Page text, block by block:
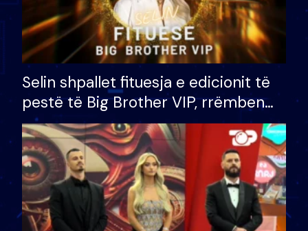
Selin shpallet fituesja e edicionit të
pestë të Big Brother VIP, rrëmben
çmimin e madh prej 100 mijë eurosh